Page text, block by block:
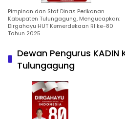
Pimpinan dan Staf Dinas Perikanan
Kabupaten Tulungagung, Mengucapkan:
Dirgahayu HUT Kemerdekaan RI ke-80
Tahun 2025
Dewan Pengurus
Tulungagung